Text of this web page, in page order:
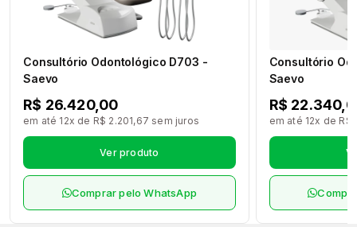
Consultório Odontológico D703 -
Saevo
R$ 26.420,00
em até 12x de R$ 2.201,67 sem juros
Ver produto
Comprar pelo WhatsApp
Consultório
Saevo
R$
em até 12x de R$